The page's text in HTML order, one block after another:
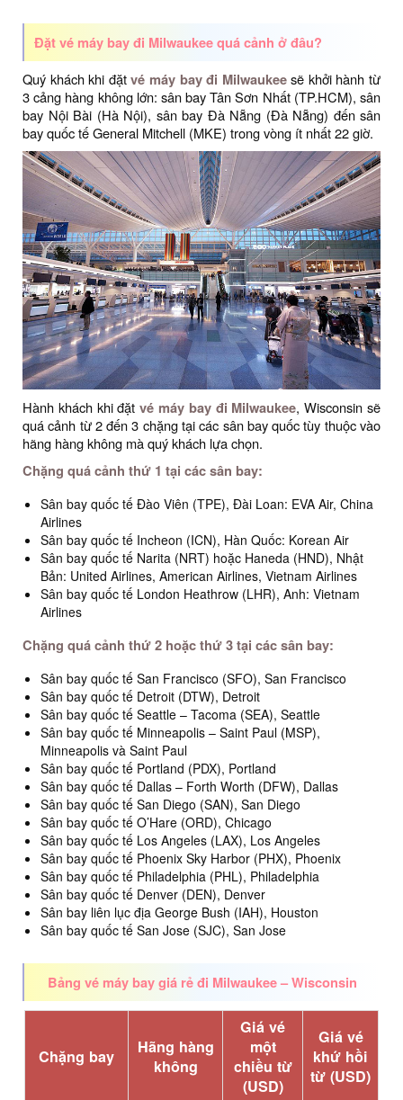
Đặt vé máy bay đi Milwaukee quá cảnh ở đâu?
Quý khách khi đặtvé máy bay đi Milwaukeesẽ khởi hành từ
3 cảng hàng không lớn: sân bay Tân Sơn Nhất (TP.HCM), sân
bay Nội Bài (Hà Nội), sân bay Đà Nẵng (Đà Nẵng) đến sân
bay quốc tế General Mitchell (MKE) trong vòng ít nhất 22 giờ.
Hành khách khi đặtvé máy bay đi Milwaukee, Wisconsin sẽ
quá cảnh từ 2 đến 3 chặng tại các sân bay quốc tùy thuộc vào
hãng hàng không mà quý khách lựa chọn.
Chặng quá cảnh thứ 1 tại các sân bay:
Sân bay quốc tế Đào Viên (TPE), Đài Loan: EVA Air, China
Airlines
Sân bay quốc tế Incheon (ICN), Hàn Quốc: Korean Air
Sân bay quốc tế Narita (NRT) hoặc Haneda (HND), Nhật
Bản: United Airlines, American Airlines, Vietnam Airlines
Sân bay quốc tế London Heathrow (LHR), Anh: Vietnam
Airlines
Chặng quá cảnh thứ 2 hoặc thứ 3 tại các sân bay:
Sân bay quốc tế San Francisco (SFO), San Francisco
Sân bay quốc tế Detroit (DTW), Detroit
Sân bay quốc tế Seattle – Tacoma (SEA), Seattle
Sân bay quốc tế Minneapolis – Saint Paul (MSP),
Minneapolis và Saint Paul
Sân bay quốc tế Portland (PDX), Portland
Sân bay quốc tế Dallas – Forth Worth (DFW), Dallas
Sân bay quốc tế San Diego (SAN), San Diego
Sân bay quốc tế O’Hare (ORD), Chicago
Sân bay quốc tế Los Angeles (LAX), Los Angeles
Sân bay quốc tế Phoenix Sky Harbor (PHX), Phoenix
Sân bay quốc tế Philadelphia (PHL), Philadelphia
Sân bay quốc tế Denver (DEN), Denver
Sân bay liên lục địa George Bush (IAH), Houston
Sân bay quốc tế San Jose (SJC), San Jose
Bảng vé máy bay giá rẻ đi Milwaukee – Wisconsin
Chặng bay
Hãng hàng
không
Giá vé
một
chiều từ
(USD)
Giá vé
khứ hồi
từ (USD)